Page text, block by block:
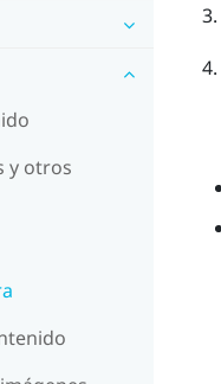
y otros